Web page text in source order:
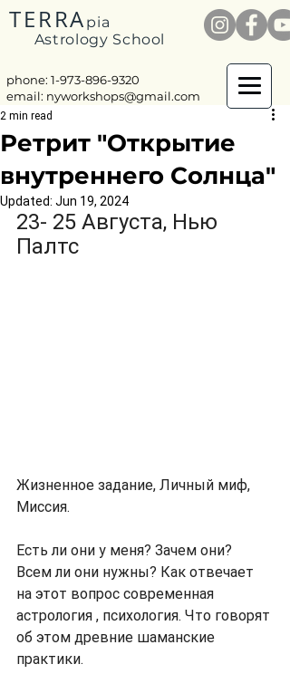
TERRA pia
Astrology School
phone: 1-973-896-9320
email: nyworkshops@gmail.com
Ретрит "Открытие
внутреннего Солнца"
2 min read
Updated: Jun 19, 2024
23- 25 Августа, Нью
Палтс
Жизненное задание, Личный миф,
Миссия.
Есть ли они у меня? Зачем они?
Всем ли они нужны? Как отвечает
на этот вопрос современная
астрология , психология. Что говорят
об этом древние шаманские
практики.